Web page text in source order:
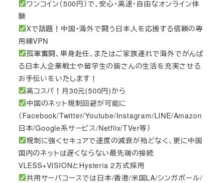
ワンコイン（500円）で、安心・高速・自由なオンライン体
験
Xで話題！中国・海外で闘う日本人を応援する信頼の専
用線VPN
孤軍奮闘、単身赴任、またはご家族連れで海外でがんば
る日本人企業戦士や留学生の皆さんの生活を充実させる
お手伝いをいたします！
高コスパ！月30元(500円)から
中国のネット規制回避が可能に
（Facebook/Twitter/Youtube/Instagram/LINE/Amazon
日本/Google系サービス/Netflix/TVer等）
規制に強くセキュアで速度の減衰が殆どなく、更に中国
国内のネットは遅くならない最先端の接続
VLESS+VISIONとHysteria 2方式採用
共用サーバコースでは日本/香港/米国LA/シンガポール/